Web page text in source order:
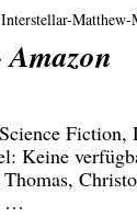
Fiction,
Keine
…